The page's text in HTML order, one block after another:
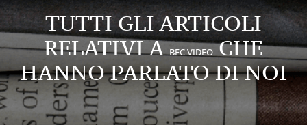
TUTTI GLI ARTICOLI
RELATIVI ABFC VIDEOCHE
HANNO PARLATO DI NOI